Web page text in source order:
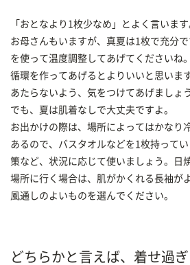
「おとなより1枚少なめ」とよく言いま
お母さんもいますが、真夏は1枚で充分
を使って温度調整してあげてくださいね
循環を作ってあげるとよりいいと思いま
あたらないよう、気をつけてあげましょ
でも、夏は肌着なしで大丈夫ですよ。
お出かけの際は、場所によってはかなり
あるので、バスタオルなどを1枚持って
策など、状況に応じて使いましょう。日
場所に行く場合は、肌がかくれる長袖が
風通しのよいものを選んでください。
どちらかと言えば、着せ過ぎ